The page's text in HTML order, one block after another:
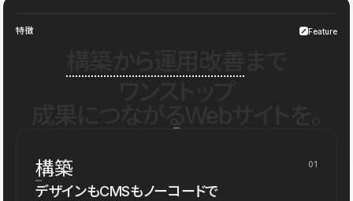
特徴 Feature
構築 01
デザインもCMSもノーコードで